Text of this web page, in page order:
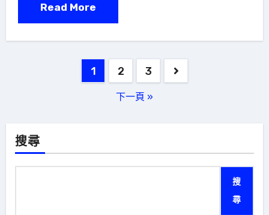
Read More
頁
1 2 3
下一頁 »
搜尋
搜
尋